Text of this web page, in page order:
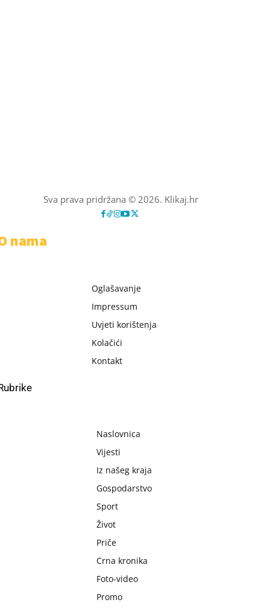
Sva prava pridržana © 2026. Klikaj.hr
nama
Oglašavanje
Impressum
Uvjeti korištenja
Kolačići
Kontakt
Naslovnica
Vijesti
Iz našeg kraja
Gospodarstvo
Sport
Život
Priče
Crna kronika
Foto-video
Promo